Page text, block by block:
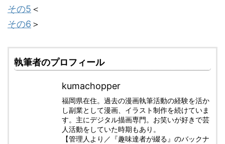
その5 ＜
その6 ＞
執筆者のプロフィール
kumachopper
福岡県在住。過去の漫画執筆活動の経験を活か
し副業として漫画、イラスト制作を続けていま
す。主にデジタル描画専門。お笑いが好きで芸
人活動をしていた時期もあり。
【管理人より／『趣味達者が綴る』のバックナ